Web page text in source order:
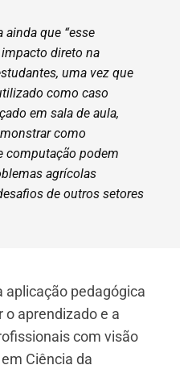
ainda que “esse
direto na
uma vez que
como caso
em sala de aula,
como
computação podem
agrícolas
de outros setores
aplicação pedagógica
aprendizado e a
com visão
Ciência da